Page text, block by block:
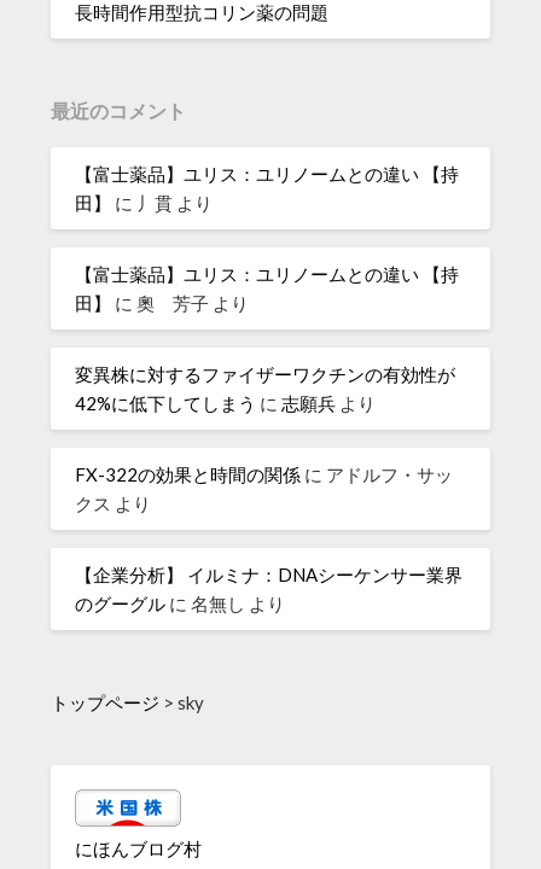
長時間作用型抗コリン薬の問題
最近のコメント
【富士薬品】ユリス：ユリノームとの違い 【持
田】
に 丿貫 より
【富士薬品】ユリス：ユリノームとの違い 【持
田】
に奧 芳子 より
変異株に対するファイザーワクチンの有効性が
42%に低下してしまう に志願兵 より
FX-322の効果と時間の関係 に アドルフ・サッ
クス より
【企業分析】 イルミナ：DNAシーケンサー業界
のグーグル に名無し より
トップページ >sky
にほんブログ村